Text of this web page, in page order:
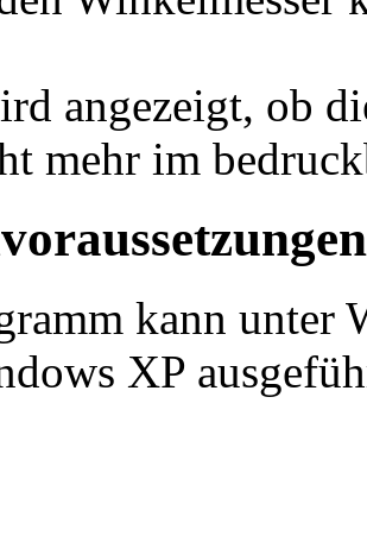
angezeigt, ob
mehr im
kann unter
XP